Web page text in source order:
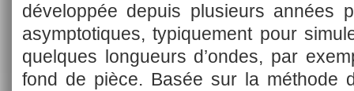
développée depuis plusieurs années
asymptotiques, typiquement pour
quelques longueurs d’ondes, par
fond de pièce. Basée sur la méthode